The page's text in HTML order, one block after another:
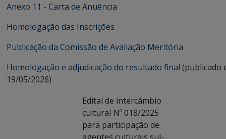
Anexo 11 - Carta de Anuência
Homologação das Inscrições
Publicação da Comissão de Avaliação Meritória
Homologação e adjudicação do resultado final (publicado
19/05/2026)
Edital de intercâmbio
cultural Nº 018/2025
para participação de